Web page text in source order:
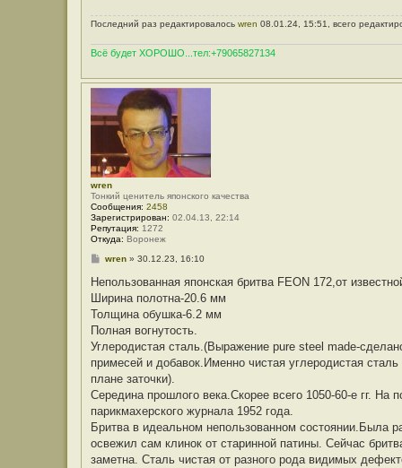
Последний раз редактировалось wren 08.01.24, 15:51, всего
Всё будет ХОРОШО...тел:+79065827134
wren
Тонкий ценитель японского качества
Сообщения: 2458
Зарегистрирован: 02.04.13, 22:14
Репутация: 1272
Откуда: Воронеж
С
о
щ
е
и
е
wren» 30.12.23, 16:10
Непользованная японская бритва FEON 172,от
Ширина полотна-20.6 мм
Толщина обушка-6.2 мм
Полная вогнутость.
Углеродистая сталь.(Выражение pure steel made-
примесей и добавок.Именно чистая углеродистая
плане заточки).
Середина прошлого века.Скорее всего 1050-60-е гг.
парикмахерского журнала 1952 года.
Бритва в идеальном непользованном состоянии.Была
освежил сам клинок от старинной патины. Сейчас
заметна. Сталь чистая от разного рода видимых